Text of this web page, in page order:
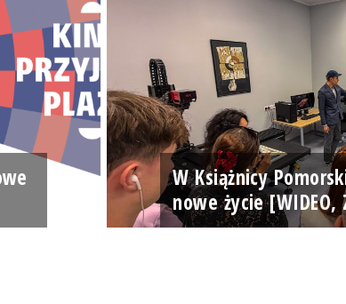
W Książnicy
nowe życie [WIDEO,